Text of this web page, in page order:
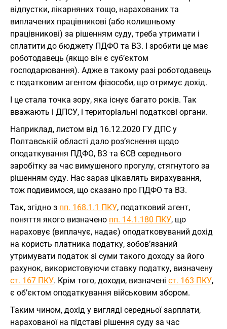
відпустки, лікарняних тощо, нарахованих та
виплачених працівникові (або колишньому
працівникові) за рішенням суду, треба утримати і
сплатити до бюджету ПДФО та ВЗ. І зробити це має
роботодавець (якщо він є суб’єктом
господарювання). Адже в такому разі роботодавець
є податковим агентом фізособи, що отримує дохід.
І це стала точка зору, яка існує багато років. Так
вважають і ДПСУ, і територіальні податкові органи.
Наприклад, листом від 16.12.2020 ГУ ДПС у
Полтавській області дало роз’яснення щодо
оподаткування ПДФО, ВЗ та ЄСВ середнього
заробітку за час вимушеного прогулу, стягнутого за
рішенням суду. Нас зараз цікавлять вирахування,
тож подивимося, що сказано про ПДФО та ВЗ.
Так, згідно з пп. 168.1.1 ПКУ, податковий агент,
поняття якого визначено пп. 14.1.180 ПКУ, що
нараховує (виплачує, надає) оподатковуваний дохід
на користь платника податку, зобов’язаний
утримувати податок зі суми такого доходу за його
рахунок, використовуючи ставку податку, визначену
ст. 167 ПКУ. Крім того, доходи, визначені ст. 163 ПКУ,
є об’єктом оподаткування військовим збором.
Таким чином, дохід у вигляді середньої зарплати,
нарахованої на підставі рішення суду за час